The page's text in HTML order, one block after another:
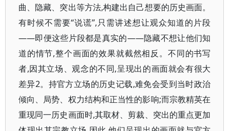
曲、隐藏、突出等方法,构建出自己想要的历史画面。
有时候不需要“说谎”,只需讲述想让观众知道的片段
——即便这些片段都是真实的——隐藏不想让他们知
道的情节,整个画面的效果就截然相反。不同的书写
者,因其立场、观念的不同,呈现出的画面就会有很大
差异2。持官方立场的历史记载,难免会受到当时政治
倾向、局势、权力结构和正当性的影响;而宗教精英在
重现同一历史画面时,其取材、剪裁、突出的重点更加